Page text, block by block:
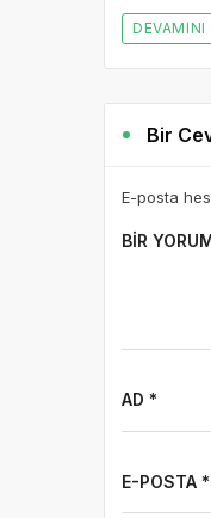
DEVAMINI
Bir
E-posta
BIR
AD *
E-POSTA *